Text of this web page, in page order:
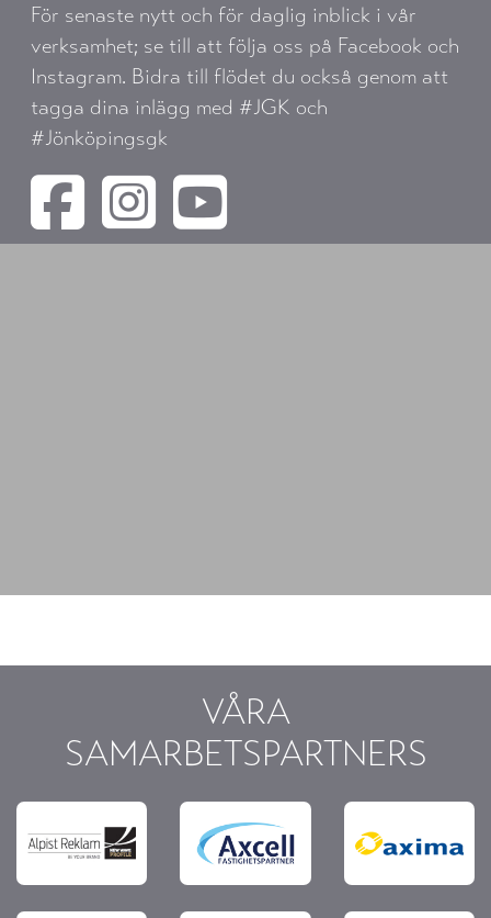
För senaste nytt och för daglig inblick i vår
verksamhet; se till att följa oss på Facebook och
Instagram. Bidra till flödet du också genom att
tagga dina inlägg med #JGK och
#Jönköpingsgk
VÅRA
SAMARBETSPARTNERS